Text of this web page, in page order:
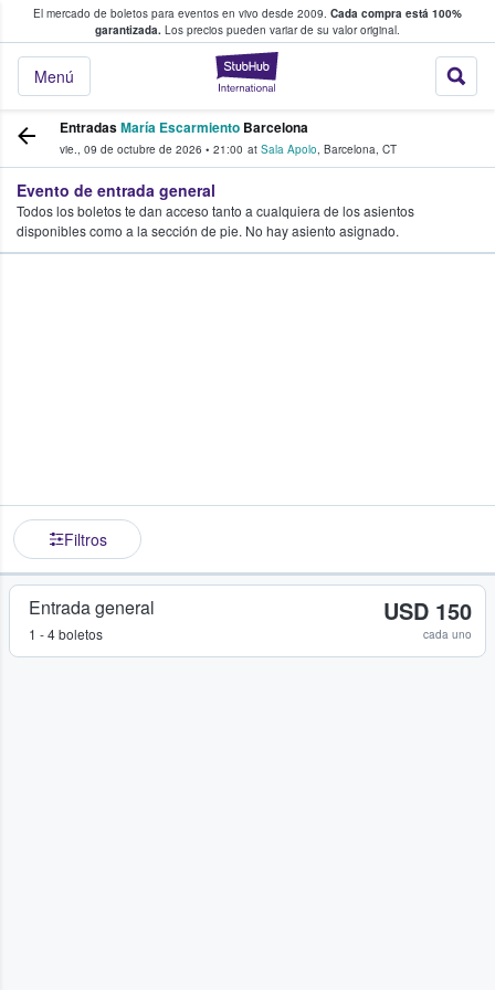
El mercado de boletos para eventos en vivo desde 2009. Cada compra está 100%
garantizada. Los precios pueden variar de su valor original.
StubHub: donde
Menú
fans compran y venden boletos
EntradasMaría Escarmiento Barcelona
vie., 09 de octubre de 2026 • 21:00 at Sala Apolo, Barcelona, CT
Evento de entrada general
Todos los boletos te dan acceso tanto a cualquiera de los asientos
disponibles como a la sección de pie. No hay asiento asignado.
Filtros
Entrada general
1 - 4 boletos
USD 150
cada uno